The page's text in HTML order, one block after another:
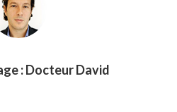
:Docteur David